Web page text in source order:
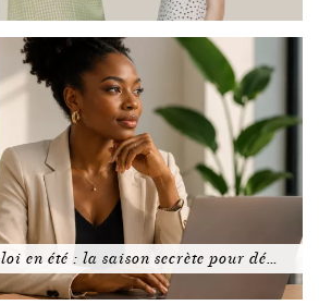
en été : la saison secrète pour dé…